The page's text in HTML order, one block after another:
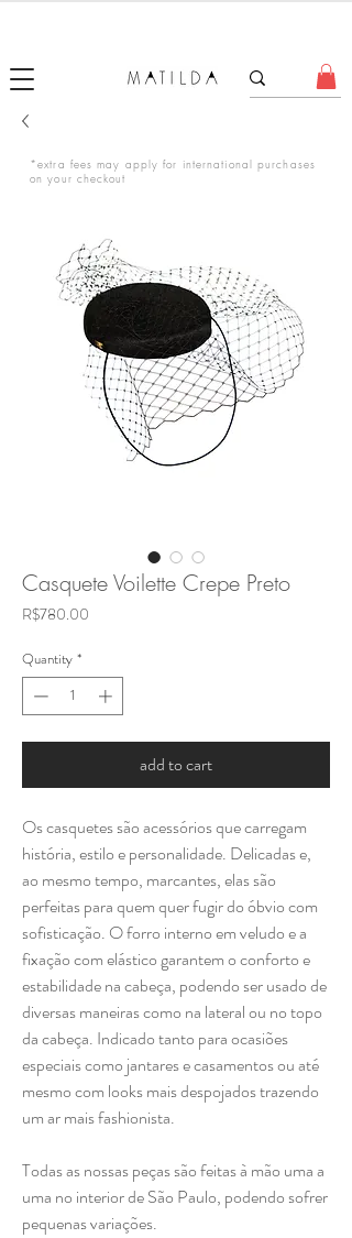
Casquete Voilette Crepe Preto
R$780.00
Quantity *
add to cart
Os casquetes são acessórios que carregam
história, estilo e personalidade. Delicadas e,
ao mesmo tempo, marcantes, elas são
perfeitas para quem quer fugir do óbvio com
sofisticação. O forro interno em veludo e a
fixação com elástico garantem o conforto e
estabilidade na cabeça, podendo ser usado de
diversas maneiras como na lateral ou no topo
da cabeça. Indicado tanto para ocasiões
especiais como jantares e casamentos ou até
mesmo com looks mais despojados trazendo
um ar mais fashionista.
Todas as nossas peças são feitas à mão uma a
uma no interior de São Paulo, podendo sofrer
pequenas variações.
*extra fees may apply for international purchases
on your checkout